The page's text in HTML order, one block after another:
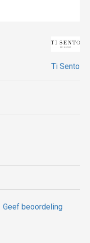
Ti Sento
Geef beoordeling